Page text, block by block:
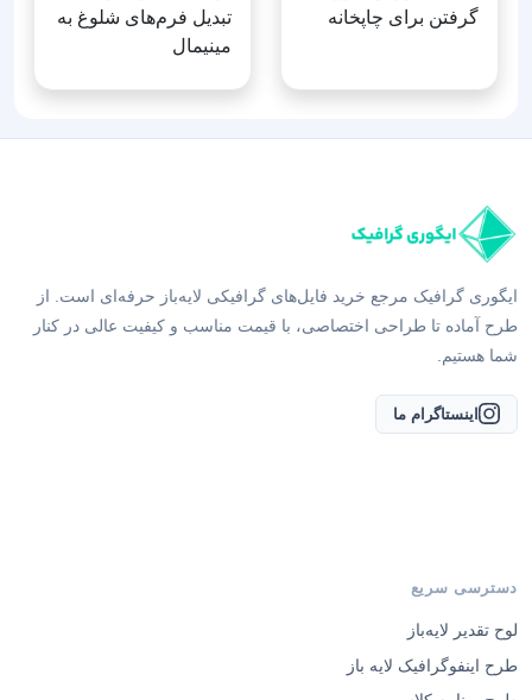
گرفتن برای چاپخانه
تبدیل فرم‌های شلوغ به
مینیمال
ایگوری گرافیک مرجع خرید فایل‌های گرافیکی لایه‌باز حرفه‌ای است. از
طرح آماده تا طراحی اختصاصی، با قیمت مناسب و کیفیت عالی در کنار
شما هستیم.
اینستاگرام ما
دسترسی سریع
لوح تقدیر لایه‌باز
طرح اینفوگرافیک لایه باز